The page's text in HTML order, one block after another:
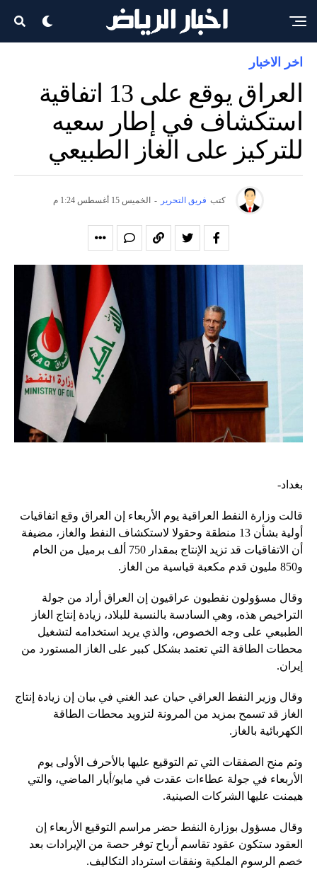
اخر الاخبار
العراق يوقع على 13 اتفاقية
استكشاف في إطار سعيه
للتركيز على الغاز الطبيعي
كتب فريق التحرير - الخميس 15 أغسطس 1:24 م
بغداد-
قالت وزارة النفط العراقية يوم الأربعاء إن العراق وقع اتفاقيات
أولية بشأن 13 منطقة وحقولا لاستكشاف النفط والغاز، مضيفة
أن الاتفاقيات قد تزيد الإنتاج بمقدار 750 ألف برميل من الخام
و850 مليون قدم مكعبة قياسية من الغاز.
وقال مسؤولون نفطيون عراقيون إن العراق أراد من جولة
التراخيص هذه، وهي السادسة بالنسبة للبلاد، زيادة إنتاج الغاز
الطبيعي على وجه الخصوص، والذي يريد استخدامه لتشغيل
محطات الطاقة التي تعتمد بشكل كبير على الغاز المستورد من
إيران.
وقال وزير النفط العراقي حيان عبد الغني في بيان إن زيادة إنتاج
الغاز قد تسمح بمزيد من المرونة لتزويد محطات الطاقة
الكهربائية بالغاز.
وتم منح الصفقات التي تم التوقيع عليها بالأحرف الأولى يوم
الأربعاء في جولة عطاءات عقدت في مايو/أيار الماضي، والتي
هيمنت عليها الشركات الصينية.
وقال مسؤول بوزارة النفط حضر مراسم التوقيع الأربعاء إن
العقود ستكون عقود تقاسم أرباح توفر حصة من الإيرادات بعد
خصم الرسوم الملكية ونفقات استرداد التكاليف.